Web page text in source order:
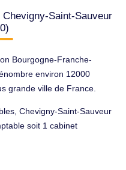
Saint-Sauveur
Bourgogne-Franche-
environ 12000
grande ville de France.
Chevigny-Saint-Sauveur
soit 1 cabinet